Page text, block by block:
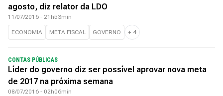
agosto, diz relator da LDO
11/07/2016 - 21h53min
ECONOMIA META FISCAL GOVERNO + 4
CONTAS PÚBLICAS
Líder do governo diz ser possível aprovar nova meta
de 2017 na próxima semana
08/07/2016 - 02h06min